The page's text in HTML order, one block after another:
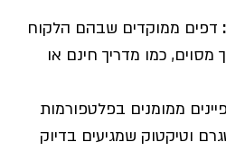
: דפים ממוקדים שבהם הלקוח
כמו מדריך חינם או
ממומנים בפלטפורמות
וטיקטוק שמגיעים בדיוק